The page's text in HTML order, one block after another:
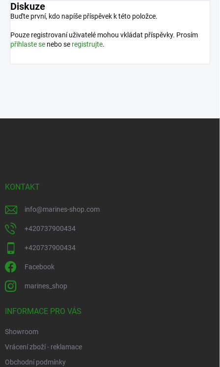
Diskuze
Buďte první, kdo napíše příspěvek k této položce.
Pouze registrovaní uživatelé mohou vkládat příspěvky. Prosím
přihlaste se nebo se registrujte.
KONTAKT
info@marines-shop.com
+420737900434
+420737900434
Facebook
marines_shop
INFORMACE PRO VÁS
Showroom
Vrácení zboží - reklamace
Obchodní podmínky